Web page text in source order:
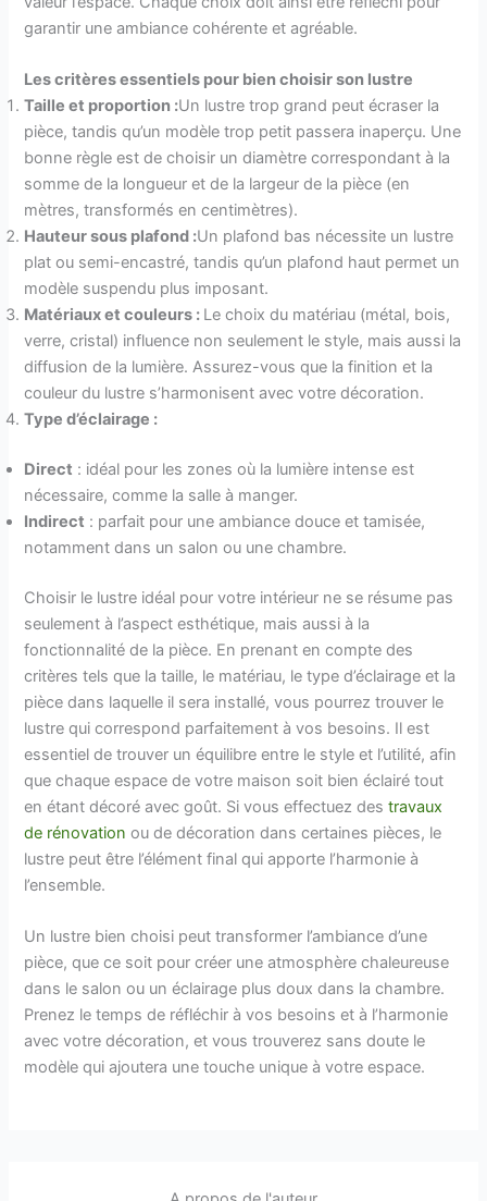
garantir une ambiance cohérente et agréable.
Les critères essentiels pour bien choisir son lustre
Taille et proportion :Un lustre trop grand peut écraser la
pièce, tandis qu’un modèle trop petit passera inaperçu. Une
bonne règle est de choisir un diamètre correspondant à la
somme de la longueur et de la largeur de la pièce (en
mètres, transformés en centimètres).
Hauteur sous plafond :Un plafond bas nécessite un lustre
plat ou semi-encastré, tandis qu’un plafond haut permet un
modèle suspendu plus imposant.
Matériaux et couleurs : Le choix du matériau (métal, bois,
verre, cristal) influence non seulement le style, mais aussi la
diffusion de la lumière. Assurez-vous que la finition et la
couleur du lustre s’harmonisent avec votre décoration.
Type d’éclairage :
Direct : idéal pour les zones où la lumière intense est
nécessaire, comme la salle à manger.
Indirect : parfait pour une ambiance douce et tamisée,
notamment dans un salon ou une chambre.
Choisir le lustre idéal pour votre intérieur ne se résume pas
seulement à l’aspect esthétique, mais aussi à la
fonctionnalité de la pièce. En prenant en compte des
critères tels que la taille, le matériau, le type d’éclairage et la
pièce dans laquelle il sera installé, vous pourrez trouver le
lustre qui correspond parfaitement à vos besoins. Il est
essentiel de trouver un équilibre entre le style et l’utilité, afin
que chaque espace de votre maison soit bien éclairé tout
en étant décoré avec goût. Si vous effectuez destravaux
de rénovation ou de décoration dans certaines pièces, le
lustre peut être l’élément final qui apporte l’harmonie à
l’ensemble.
Un lustre bien choisi peut transformer l’ambiance d’une
pièce, que ce soit pour créer une atmosphère chaleureuse
dans le salon ou un éclairage plus doux dans la chambre.
Prenez le temps de réfléchir à vos besoins et à l’harmonie
avec votre décoration, et vous trouverez sans doute le
modèle qui ajoutera une touche unique à votre espace.